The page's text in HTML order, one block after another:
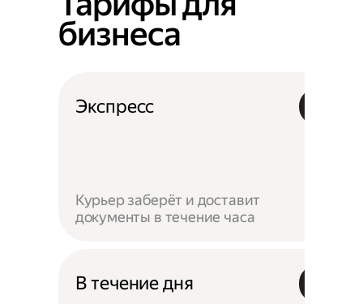
бизнеса
Экспресс
Курьер заберёт и доставит
документы в течение часа
В течение дня